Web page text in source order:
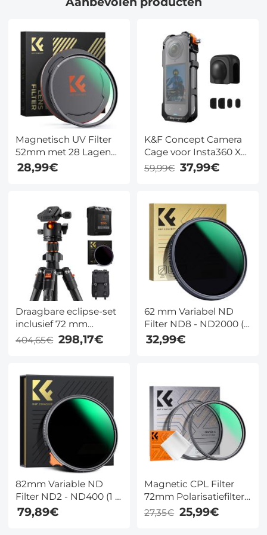
Magnetisch UV Filter
52mm met 28 Lagen
Coating en Lensdop -
28,99€
K&F Concept Camera
Cage voor Insta360 X5
Aluminiumlegering
Schroefgat 2 Cold
Shoe Bevestigingen
Siliconen Lenskap
59,99€ 37,99€
Draagbare eclipse-set
inclusief 72 mm
zonnefilter + KF09.123
camerarugzak +
KF28.0024 6700mAh
V-mount batterij
404,65€ 298,17€
62 mm Variabel ND
Filter ND8 - ND2000 (3
- 11 stops) Filter Met
Serie
32,99€
82mm Variable ND
Filter ND2 - ND400 (1 -
9 Stops) Lensfilter
Waterdicht en
79,89€
Magnetic CPL Filter
72mm Polarisatiefilter
Ultradun Optisch Glas
met 18 Meerlaagse
27,35€ 25,99€